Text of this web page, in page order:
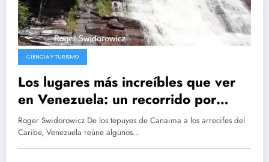
CIENCIA Y TURISMO
Los lugares más increíbles que ver
en Venezuela: un recorrido por
destinos donde la naturaleza
sorprende a cada paso
Roger Swidorowicz De los tepuyes de Canaima a los arrecifes del
Caribe, Venezuela reúne algunos…